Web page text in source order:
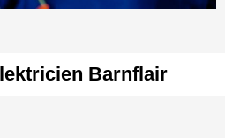
Barnflair